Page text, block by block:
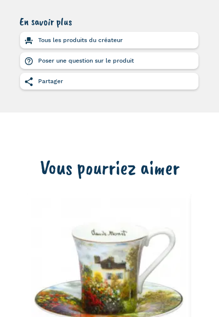
En savoir plus
Tous les produits du créateur
Poser une question sur le produit
Partager
Vous pourriez aimer